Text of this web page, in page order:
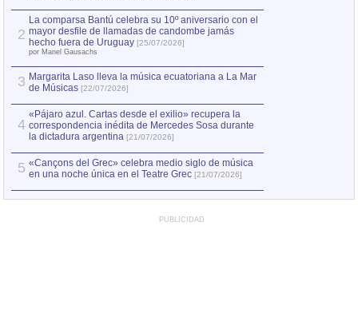
2
La comparsa Bantú celebra su 10º aniversario con el
mayor desfile de llamadas de candombe jamás
hecho fuera de Uruguay [25/07/2026]
por Manel Gausachs
3 Margarita Laso lleva la música ecuatoriana a La Mar
de Músicas [22/07/2026]
4
«Pájaro azul. Cartas desde el exilio» recupera la
correspondencia inédita de Mercedes Sosa durante
la dictadura argentina [21/07/2026]
5 «Cançons del Grec» celebra medio siglo de música
en una noche única en el Teatre Grec [21/07/2026]
PUBLICIDAD